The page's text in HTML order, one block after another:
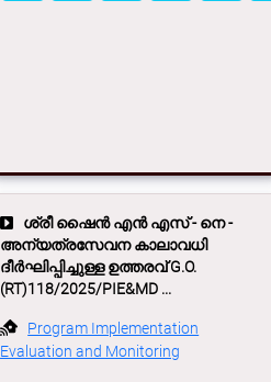
ശ്രീ ഷൈന്‍ എന്‍ എസ് - നെ -
അന്യത്രസേവന കാലാവധി
ദീർഘിപ്പിച്ചുള്ള ഉത്തരവ് G.O.
(RT)118/2025/PIE&MD ...
Program Implementation
Evaluation and Monitoring